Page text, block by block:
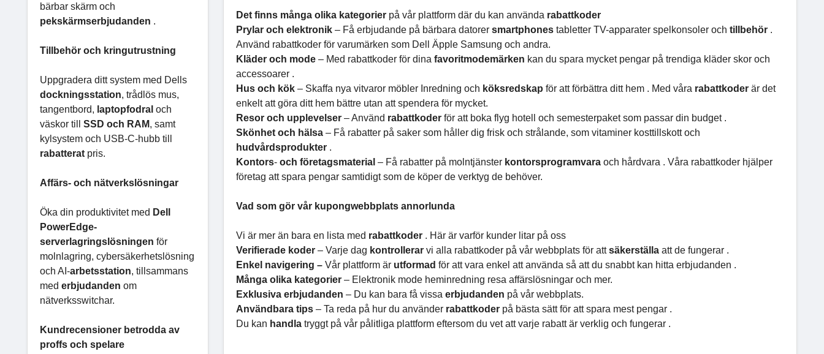
bärbar skärm och
pekskärmserbjudanden .
Tillbehör och kringutrustning
Uppgradera ditt system med Dells
dockningsstation, trådlös mus,
tangentbord, laptopfodral och
väskor till SSD och RAM, samt
kylsystem och USB-C-hubb till
rabatterat pris.
Affärs- och nätverkslösningar
Öka din produktivitet med Dell
PowerEdge-
serverlagringslösningen för
molnlagring, cybersäkerhetslösning
och AI-arbetsstation, tillsammans
med erbjudanden om
nätverksswitchar.
Kundrecensioner betrodda av
proffs och spelare
Det finns många olika kategorier på vår plattform där du kan använda rabattkoder
Prylar och elektronik – Få erbjudande på bärbara datorer smartphones tabletter TV-apparater spelkonsoler och tillbehör .
Använd rabattkoder för varumärken som Dell Äpple Samsung och andra.
Kläder och mode – Med rabattkoder för dina favoritmodemärken kan du spara mycket pengar på trendiga kläder skor och
accessoarer .
Hus och kök – Skaffa nya vitvaror möbler Inredning och köksredskap för att förbättra ditt hem . Med våra rabattkoder är det
enkelt att göra ditt hem bättre utan att spendera för mycket.
Resor och upplevelser – Använd rabattkoder för att boka flyg hotell och semesterpaket som passar din budget .
Skönhet och hälsa – Få rabatter på saker som håller dig frisk och strålande, som vitaminer kosttillskott och
hudvårdsprodukter .
Kontors- och företagsmaterial – Få rabatter på molntjänster kontorsprogramvara och hårdvara . Våra rabattkoder hjälper
företag att spara pengar samtidigt som de köper de verktyg de behöver.
Vad som gör vår kupongwebbplats annorlunda
Vi är mer än bara en lista med rabattkoder . Här är varför kunder litar på oss
Verifierade koder – Varje dag kontrollerar vi alla rabattkoder på vår webbplats för attsäkerställa att de fungerar .
Enkel navigering – Vår plattform är utformad för att vara enkel att använda så att du snabbt kan hitta erbjudanden .
Många olika kategorier – Elektronik mode heminredning resa affärslösningar och mer.
Exklusiva erbjudanden – Du kan bara få vissa erbjudanden på vår webbplats.
Användbara tips – Ta reda på hur du använder rabattkoder på bästa sätt för att spara mest pengar .
Du kan handla tryggt på vår pålitliga plattform eftersom du vet att varje rabatt är verklig och fungerar .